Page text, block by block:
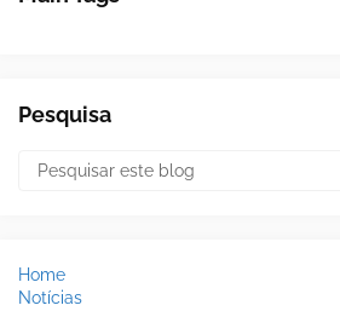
Pesquisa
Home
Notícias